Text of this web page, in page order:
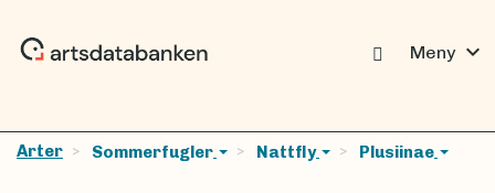
Meny expand_more
Arter Sommerfugler Nattfly Plusiinae